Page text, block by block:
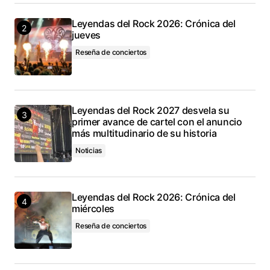
Leyendas del Rock 2026: Crónica del
jueves
Reseña de conciertos
Leyendas del Rock 2027 desvela su
primer avance de cartel con el anuncio
más multitudinario de su historia
Noticias
Leyendas del Rock 2026: Crónica del
miércoles
Reseña de conciertos